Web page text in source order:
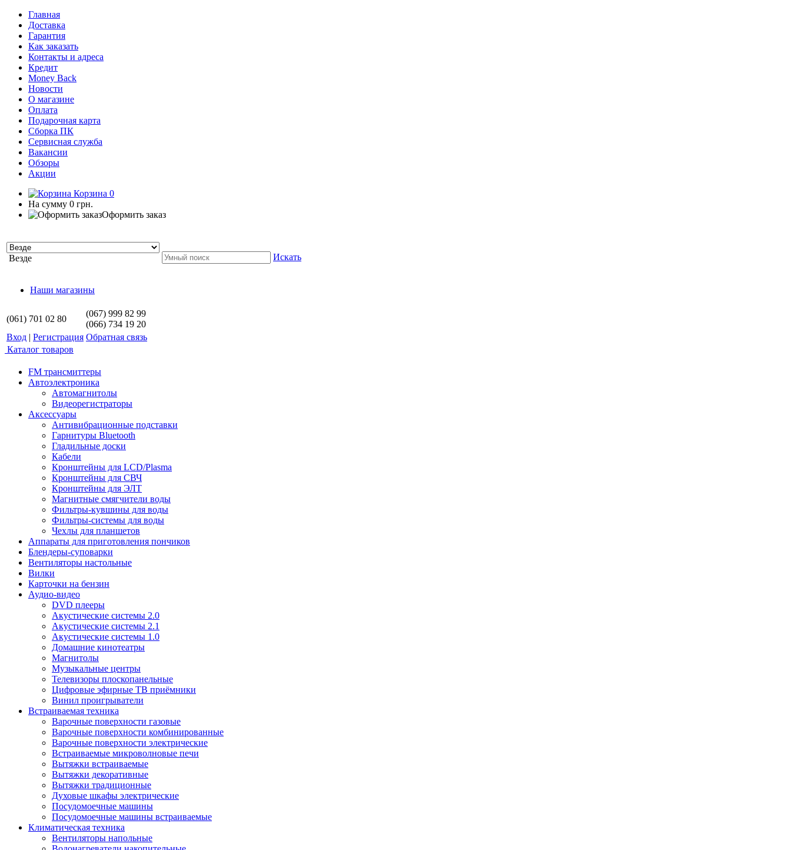
Главная
Доставка
Гарантия
Как заказать
Контакты и адреса
Кредит
Money Back
Новости
О магазине
Оплата
Подарочная карта
Сборка ПК
Сервисная служба
Вакансии
Обзоры
Акции
Корзина 0
На сумму 0 грн.
Оформить заказ
Везде Искать
Наши магазины
(061) 701 02 80
(067) 999 82 99
(066) 734 19 20
Вход | Регистрация Обратная связь
Каталог товаров
FM трансмиттеры
Автоэлектроника
Автомагнитолы
Видеорегистраторы
Аксессуары
Антивибрационные подставки
Гарнитуры Bluetooth
Гладильные доски
Кабели
Кронштейны для LCD/Plasma
Кронштейны для СВЧ
Кронштейны для ЭЛТ
Магнитные смягчители воды
Фильтры-кувшины для воды
Фильтры-системы для воды
Чехлы для планшетов
Аппараты для приготовления пончиков
Блендеры-суповарки
Вентиляторы настольные
Вилки
Карточки на бензин
Аудио-видео
DVD плееры
Акустические системы 2.0
Акустические системы 2.1
Акустические системы 1.0
Домашние кинотеатры
Магнитолы
Музыкальные центры
Телевизоры плоскопанельные
Цифровые эфирные ТВ приёмники
Винил проигрыватели
Встраиваемая техника
Варочные поверхности газовые
Варочные поверхности комбинированные
Варочные поверхности электрические
Встраиваемые микроволновые печи
Вытяжки встраиваемые
Вытяжки декоративные
Вытяжки традиционные
Духовые шкафы электрические
Посудомоечные машины
Посудомоечные машины встраиваемые
Климатическая техника
Вентиляторы напольные